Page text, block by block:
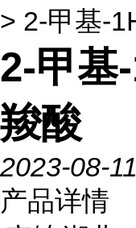
> 2-甲基-
2-甲基
羧酸
2023-08-11
产品详情